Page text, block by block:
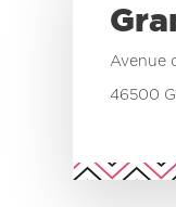
Avenue
46500